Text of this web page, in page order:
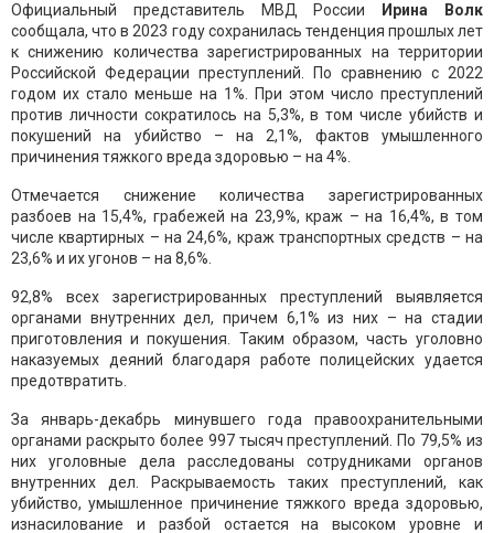
Официальный представитель МВД России Ирина Волк
сообщала, что в 2023 году сохранилась тенденция прошлых лет
к снижению количества зарегистрированных на территории
Российской Федерации преступлений. По сравнению с 2022
годом их стало меньше на 1%. При этом число преступлений
против личности сократилось на 5,3%, в том числе убийств и
покушений на убийство – на 2,1%, фактов умышленного
причинения тяжкого вреда здоровью – на 4%.
Отмечается снижение количества зарегистрированных
разбоев на 15,4%, грабежей на 23,9%, краж – на 16,4%, в том
числе квартирных – на 24,6%, краж транспортных средств – на
23,6% и их угонов – на 8,6%.
92,8% всех зарегистрированных преступлений выявляется
органами внутренних дел, причем 6,1% из них – на стадии
приготовления и покушения. Таким образом, часть уголовно
наказуемых деяний благодаря работе полицейских удается
предотвратить.
За январь-декабрь минувшего года правоохранительными
органами раскрыто более 997 тысяч преступлений. По 79,5% из
них уголовные дела расследованы сотрудниками органов
внутренних дел. Раскрываемость таких преступлений, как
убийство, умышленное причинение тяжкого вреда здоровью,
изнасилование и разбой остается на высоком уровне и